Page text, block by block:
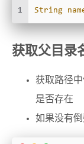
1 String
获取父目录
获取路径
是否存在
如果没有